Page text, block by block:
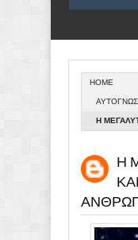
Ο ΥΛΙΚΟΣ ΚΟΣΜΟΣ ΠΟΥ
HOME
Η
Η